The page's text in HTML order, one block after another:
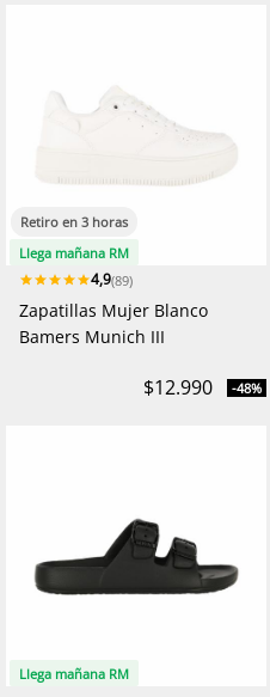
Retiro en 3 horas
Llega mañana RM
4,9(89)
Zapatillas Mujer Blanco
Bamers Munich III
$12.990 -48%
Llega mañana RM